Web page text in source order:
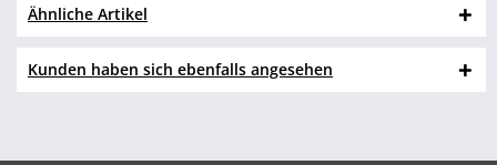
Ähnliche Artikel
Kunden haben sich ebenfalls angesehen